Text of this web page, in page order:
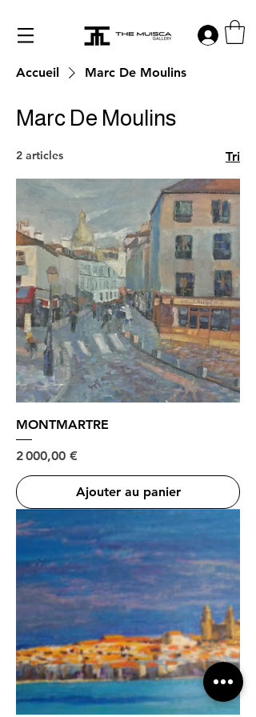
Log in
Accueil Marc De Moulins
Marc De Moulins
2 articles Tri
MONTMARTRE
Prix
2 000,00 €
Ajouter au panier